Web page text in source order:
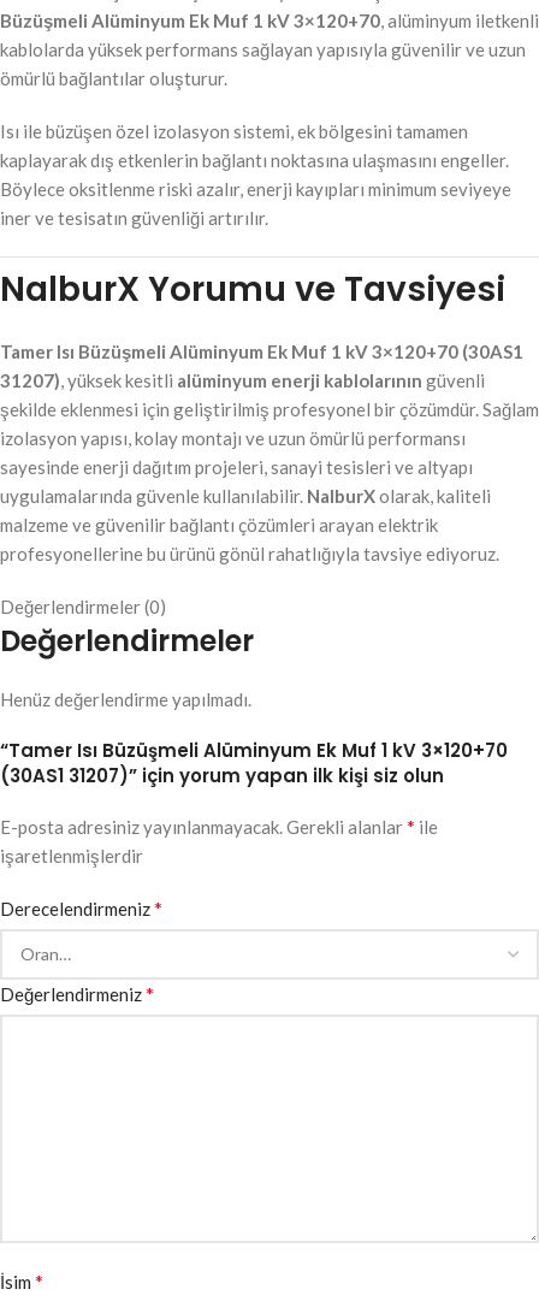
Büzüşmeli Alüminyum Ek Muf 1 kV 3×120+70 , alüminyum iletkenli
kablolarda yüksek performans sağlayan yapısıyla güvenilir ve uzun
ömürlü bağlantılar oluşturur.
Isı ile büzüşen özel izolasyon sistemi, ek bölgesini tamamen
kaplayarak dış etkenlerin bağlantı noktasına ulaşmasını engeller.
Böylece oksitlenme riski azalır, enerji kayıpları minimum seviyeye
iner ve tesisatın güvenliği artırılır.
NalburX Yorumu ve Tavsiyesi
Tamer Isı Büzüşmeli Alüminyum Ek Muf 1 kV 3×120+70 (30AS1
31207), yüksek kesitli alüminyum enerji kablolarının güvenli
şekilde eklenmesi için geliştirilmiş profesyonel bir çözümdür. Sağlam
izolasyon yapısı, kolay montajı ve uzun ömürlü performansı
sayesinde enerji dağıtım projeleri, sanayi tesisleri ve altyapı
uygulamalarında güvenle kullanılabilir. NalburXolarak, kaliteli
malzeme ve güvenilir bağlantı çözümleri arayan elektrik
profesyonellerine bu ürünü gönül rahatlığıyla tavsiye ediyoruz.
Değerlendirmeler (0)
Değerlendirmeler
Henüz değerlendirme yapılmadı.
“Tamer Isı Büzüşmeli Alüminyum Ek Muf 1 kV 3×120+70
(30AS1 31207)” için yorum yapan ilk kişi siz olun
E-posta adresiniz yayınlanmayacak.Gerekli alanlar* ile
işaretlenmişlerdir
Derecelendirmeniz*
Değerlendirmeniz*
İsim *